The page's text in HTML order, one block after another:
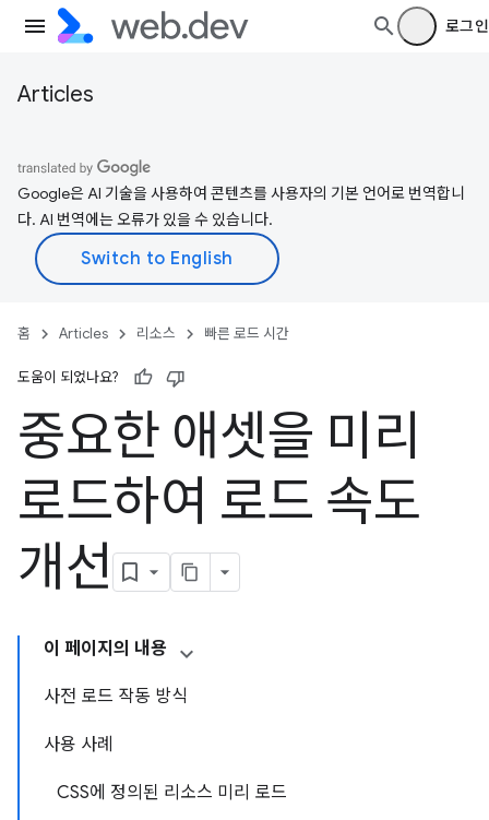
로그인
Articles
Google은 AI 기술을 사용하여 콘텐츠를 사용자의 기본 언어로 번역합니
다. AI 번역에는 오류가 있을 수 있습니다.
홈 Articles 리소스 빠른 로드 시간
도움이 되었나요?
중요한 애셋을 미리
로드하여 로드 속도
개선
이 페이지의 내용
사전 로드 작동 방식
사용 사례
CSS에 정의된 리소스 미리 로드